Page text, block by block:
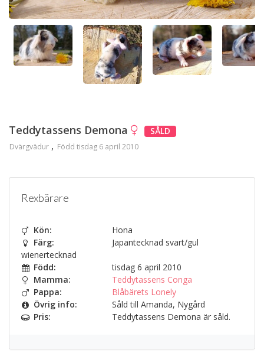
Teddytassens Demona SÅLD
Dvärgvädur Född tisdag 6 april 2010
Rexbärare
Kön:
Hona
Färg:
Japantecknad svart/gul
wienertecknad
Född:
tisdag 6 april 2010
Mamma:
Teddytassens Conga
Pappa:
Blåbärets Lonely
Övrig info:
Såld till Amanda, Nygård
Pris:
Teddytassens Demona är såld.